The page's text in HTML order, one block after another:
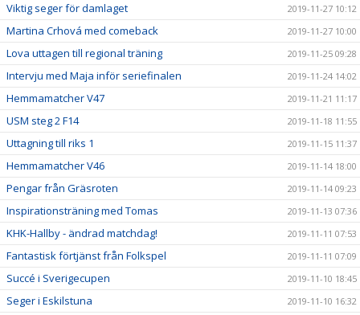
Viktig seger för damlaget 2019-11-27 10:12
Martina Crhová med comeback 2019-11-27 10:00
Lova uttagen till regional träning 2019-11-25 09:28
Intervju med Maja inför seriefinalen 2019-11-24 14:02
Hemmamatcher V47 2019-11-21 11:17
USM steg 2 F14 2019-11-18 11:55
Uttagning till riks 1 2019-11-15 11:37
Hemmamatcher V46 2019-11-14 18:00
Pengar från Gräsroten 2019-11-14 09:23
Inspirationsträning med Tomas 2019-11-13 07:36
KHK-Hallby - ändrad matchdag! 2019-11-11 07:53
Fantastisk förtjänst från Folkspel 2019-11-11 07:09
Succé i Sverigecupen 2019-11-10 18:45
Seger i Eskilstuna 2019-11-10 16:32